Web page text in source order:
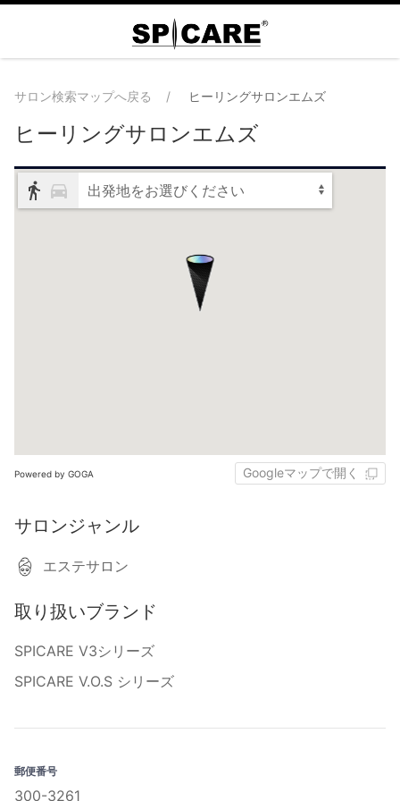
サロン検索マップへ戻る ヒーリングサロンエムズ
ヒーリングサロンエムズ
出発地をお選びください
Powered by GOGA Googleマップで開く
サロンジャンル
エステサロン
取り扱いブランド
SPICARE V3シリーズ
SPICARE V.O.S シリーズ
郵便番号
300-3261